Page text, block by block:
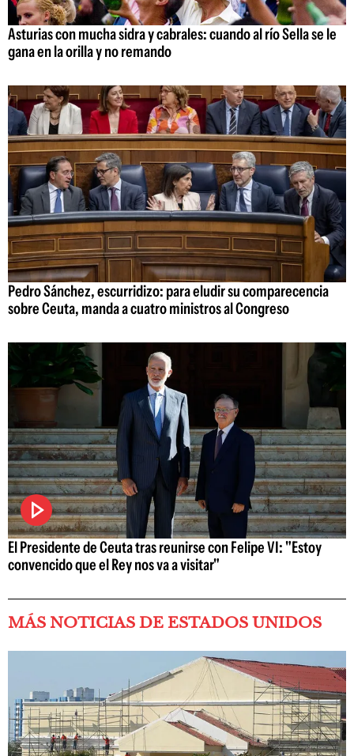
Asturias con mucha sidra y cabrales: cuando al río Sella se le
gana en la orilla y no remando
Pedro Sánchez, escurridizo: para eludir su comparecencia
sobre Ceuta, manda a cuatro ministros al Congreso
El Presidente de Ceuta tras reunirse con Felipe VI: "Estoy
convencido que el Rey nos va a visitar"
MÁS NOTICIAS DE ESTADOS UNIDOS